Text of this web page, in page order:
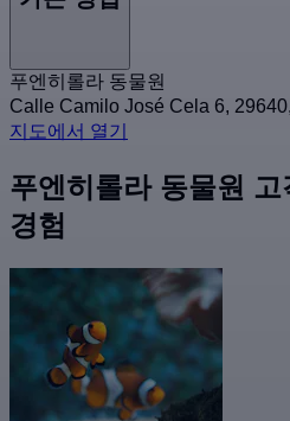
푸엔히롤라 동물원
Calle Camilo José Cela 6,
지도에서 열기
푸엔히롤라 동물원
경험